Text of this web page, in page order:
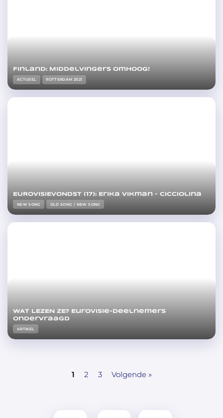
Finland: Middelvingers omhoog!
ACTUEEL ROTTERDAM 2021
EUROVISIEVONDST (17): Erika Vikman – Cicciolina
NEW SONG OLD SONG / NEW SONG
WAT LEZEN ZE? Eurovisie-deelnemers
ondervraagd
ARTIKEL
1 2 3 Volgende »